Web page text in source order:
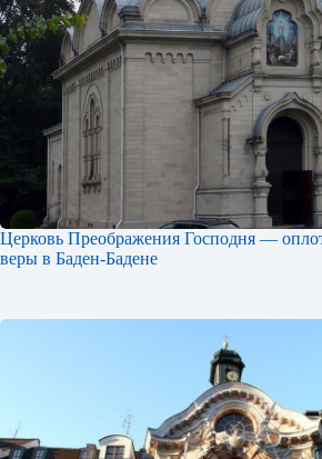
Церковь Преображения Господня —
веры в Баден-Бадене